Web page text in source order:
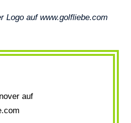
Logo auf www.golfliebe.com
auf